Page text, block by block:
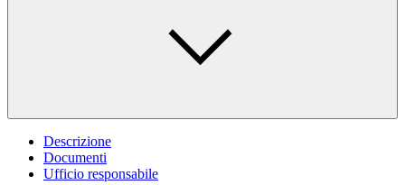
Descrizione
Documenti
Ufficio responsabile